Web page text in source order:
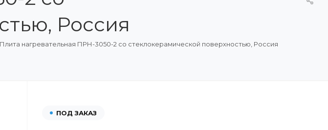
Россия
Плита нагревательная ПРН-3050-2 со стеклокерамической поверхностью, Россия
ПОД ЗАКАЗ